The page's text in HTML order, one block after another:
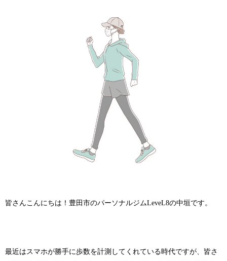
皆さんこんにちは！豊田市のパーソナルジムLeveL8の中垣です。
最近はスマホが勝手に歩数を計測してくれている時代ですが、皆さ